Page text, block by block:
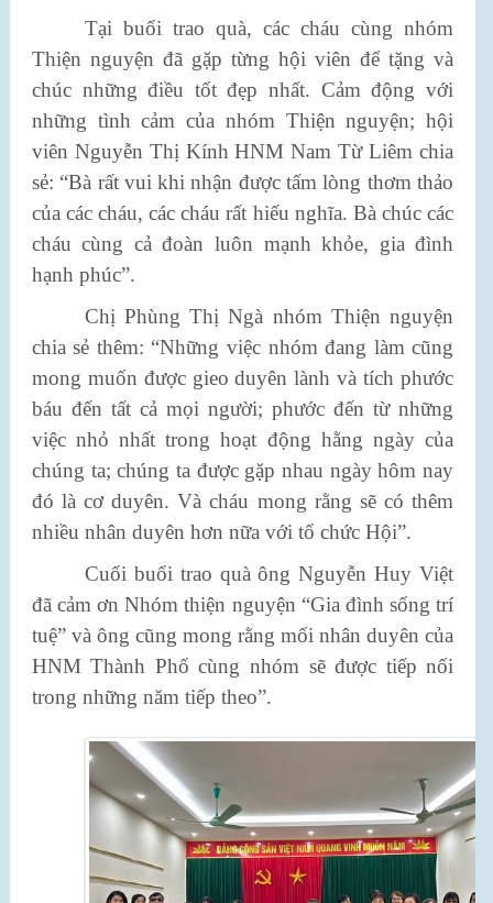
Tại buổi trao quà, các cháu cùng nhóm
Thiện nguyện đã gặp từng hội viên để tặng và
chúc những điều tốt đẹp nhất. Cảm động với
những tình cảm của nhóm Thiện nguyện; hội
viên Nguyễn Thị Kính HNM Nam Từ Liêm chia
sẻ: “Bà rất vui khi nhận được tấm lòng thơm thảo
của các cháu, các cháu rất hiếu nghĩa. Bà chúc các
cháu cùng cả đoàn luôn mạnh khỏe, gia đình
hạnh phúc”.
Chị Phùng Thị Ngà nhóm Thiện nguyện
chia sẻ thêm: “Những việc nhóm đang làm cũng
mong muốn được gieo duyên lành và tích phước
báu đến tất cả mọi người; phước đến từ những
việc nhỏ nhất trong hoạt động hằng ngày của
chúng ta; chúng ta được gặp nhau ngày hôm nay
đó là cơ duyên. Và cháu mong rằng sẽ có thêm
nhiều nhân duyên hơn nữa với tổ chức Hội”.
Cuối buổi trao quà ông Nguyễn Huy Việt
đã cảm ơn Nhóm thiện nguyện “Gia đình sống trí
tuệ” và ông cũng mong rằng mối nhân duyên của
HNM Thành Phố cùng nhóm sẽ được tiếp nối
trong những năm tiếp theo”.